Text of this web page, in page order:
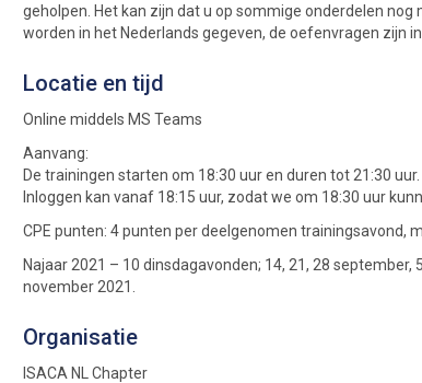
geholpen. Het kan zijn dat u op sommige onderdelen nog
worden in het Nederlands gegeven, de oefenvragen zijn in
Locatie en tijd
Online middels MS Teams
Aanvang:
De trainingen starten om 18:30 uur en duren tot 21:30 uur.
Inloggen kan vanaf 18:15 uur, zodat we om 18:30 uur
CPE punten: 4 punten per deelgenomen trainingsavond,
Najaar 2021 – 10 dinsdagavonden; 14, 21, 28 september,
november 2021.
Organisatie
ISACA NL Chapter